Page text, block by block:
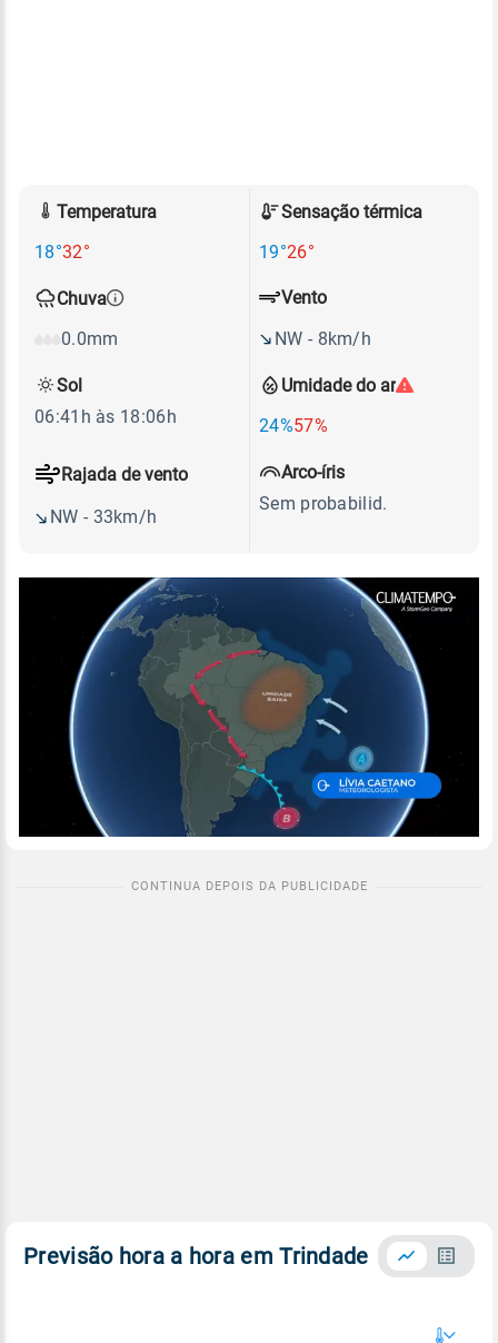
Temperatura
18°32°
Sensação térmica
19°26°
Chuva
0.0mm
Umidade do ar
24%57%
Vento
NW - 8km/h
Rajada de vento
NW - 33km/h
Sol
06:41h às 18:06h
Arco-íris
Sem probabilid.
Previsão hora a hora em Trindade